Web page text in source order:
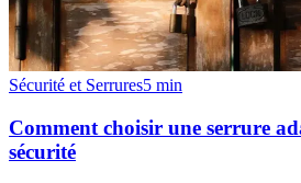
Sécurité et Serrures5 min
Comment choisir une serrure
sécurité